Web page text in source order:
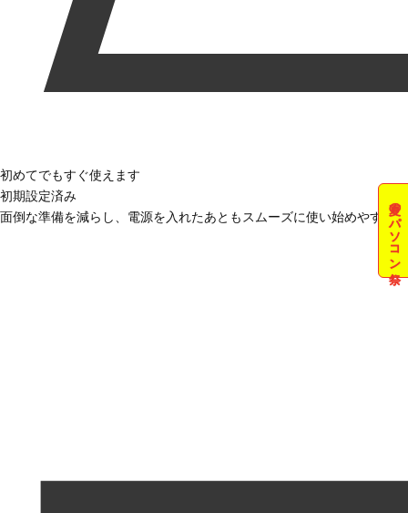
夏のパソコン祭
初めてでもすぐ使えます
初期設定済み
面倒な準備を減らし、電源を入れたあともスムーズに使い始めやすい